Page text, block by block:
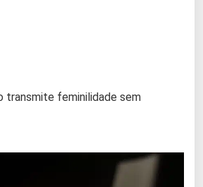
transmite feminilidade sem